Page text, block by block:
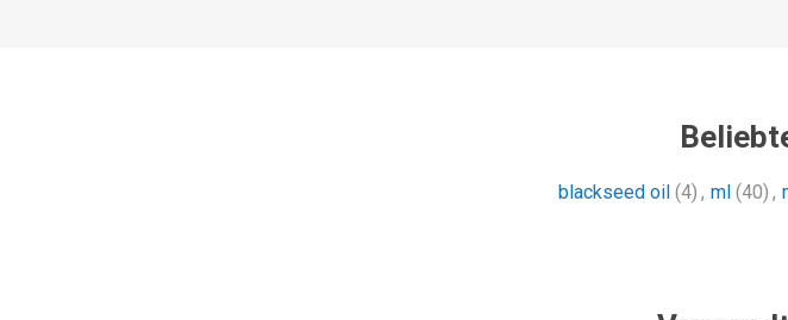
blackseed oil (4) , ml (40) ,